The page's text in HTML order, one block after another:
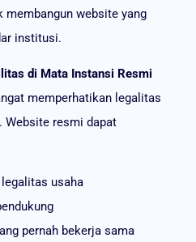
membangun website yang
institusi.
di Mata Instansi Resmi
memperhatikan legalitas
Website resmi dapat
usaha
pernah bekerja sama